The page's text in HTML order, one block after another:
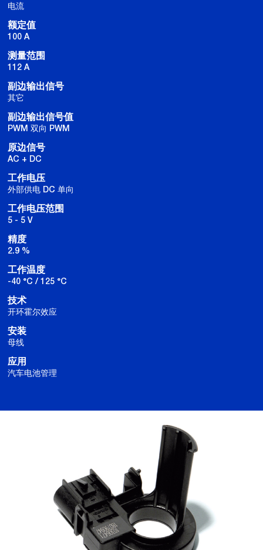
电流
额定值
100 A
测量范围
112 A
副边输出信号
其它
副边输出信号值
PWM 双向 PWM
原边信号
AC + DC
工作电压
外部供电 DC 单向
工作电压范围
5 - 5 V
精度
2.9 %
工作温度
-40 °C / 125 °C
技术
开环霍尔效应
安装
母线
应用
汽车电池管理